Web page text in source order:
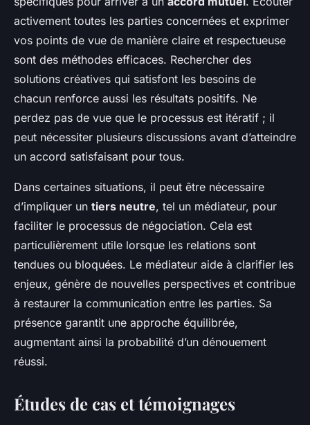
activement toutes les parties concernées et exprimer
vos points de vue de manière claire et respectueuse
sont des méthodes efficaces. Rechercher des
solutions créatives qui satisfont les besoins de
chacun renforce aussi les résultats positifs. Ne
perdez pas de vue que le processus est itératif ; il
peut nécessiter plusieurs discussions avant d’atteindre
un accord satisfaisant pour tous.
Dans certaines situations, il peut être nécessaire
d’impliquer un tiers neutre, tel un médiateur, pour
faciliter le processus de ​négociation. Cela est
particulièrement utile lorsque les relations sont
tendues ou bloquées. Le médiateur aide à clarifier les
enjeux, génère de nouvelles perspectives et contribue
à restaurer la communication entre les parties. Sa
présence garantit une approche équilibrée,
augmentant ainsi la probabilité d’un dénouement
réussi.
Études de cas et témoignages